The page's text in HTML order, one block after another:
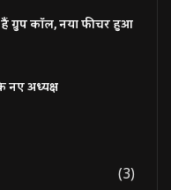
ग्रुप कॉल, नया फीचर हुआ
नए अध्यक्ष
(3)